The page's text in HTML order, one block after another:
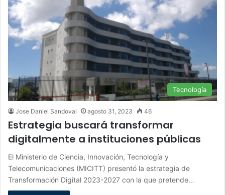
Tecnología
Jose Daniel Sandoval agosto 31, 2023 46
Estrategia buscará transformar
digitalmente a instituciones públicas
El Ministerio de Ciencia, Innovación, Tecnología y
Telecomunicaciones (MICITT) presentó la estrategia de
Transformación Digital 2023-2027 con la que pretende…